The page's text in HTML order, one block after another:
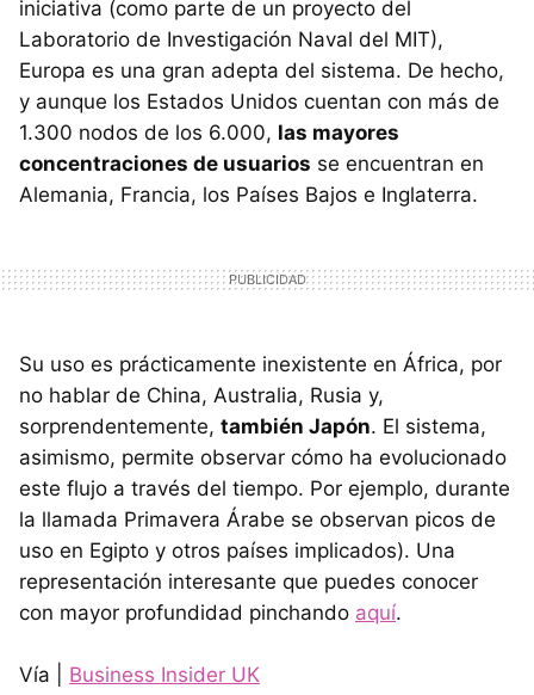
iniciativa (como parte de un proyecto del
Laboratorio de Investigación Naval del MIT),
Europa es una gran adepta del sistema. De hecho,
y aunque los Estados Unidos cuentan con más de
1.300 nodos de los 6.000, las mayores
concentraciones de usuarios se encuentran en
Alemania, Francia, los Países Bajos e Inglaterra.
Su uso es prácticamente inexistente en África, por
no hablar de China, Australia, Rusia y,
sorprendentemente, también Japón. El sistema,
asimismo, permite observar cómo ha evolucionado
este flujo a través del tiempo. Por ejemplo, durante
la llamada Primavera Árabe se observan picos de
uso en Egipto y otros países implicados). Una
representación interesante que puedes conocer
con mayor profundidad pinchando aquí.
Vía | Business Insider UK